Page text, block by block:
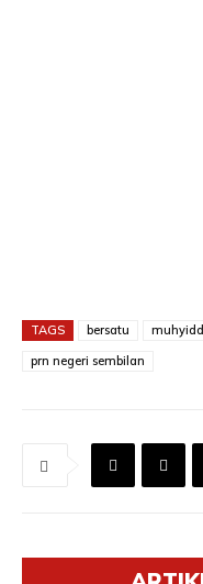
TAGS bersatu
prn negeri sembilan